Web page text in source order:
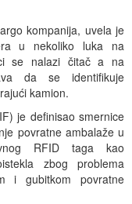
kompanija, uvela je
u nekoliko luka na
se nalazi čitač a na
da se identifikuje
kamion.
je definisao smernice
povratne ambalaže u
RFID taga kao
zbog problema
i gubitkom povratne